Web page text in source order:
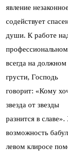
явление
содействует
души. К работе
всегда на
грусти, Господь
говорит: «Кому
звезда от звезды
разнится в
возможность
левом клиросе